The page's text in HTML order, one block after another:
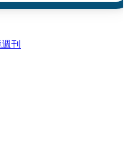
刊